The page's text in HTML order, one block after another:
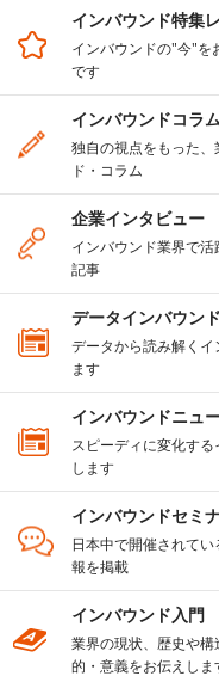
インバウンド特集
インバウンドの"今"を
です
インバウンドコラム
独自の視点をもった
ド・コラム
企業インタビュー
インバウンド業界で
記事
データインバウンド
データから読み解く
ます
インバウンドニュ
スピーディに変化す
します
インバウンドセミ
日本中で開催されて
報を掲載
インバウンド入門
業界の現状、歴史や
的・意義をお伝えしま